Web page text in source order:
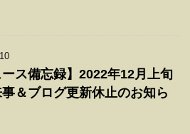
ース備忘録】2022年12月上旬
＆ブログ更新休止のお知ら